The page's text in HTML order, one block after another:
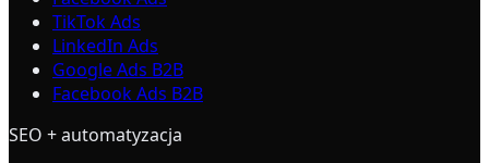
TikTok Ads
LinkedIn Ads
Google Ads B2B
Facebook Ads B2B
SEO + automatyzacja